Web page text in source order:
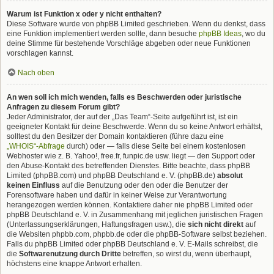
Warum ist Funktion x oder y nicht enthalten?
Diese Software wurde von phpBB Limited geschrieben. Wenn du denkst, dass
eine Funktion implementiert werden sollte, dann besuche phpBB Ideas, wo du
deine Stimme für bestehende Vorschläge abgeben oder neue Funktionen
vorschlagen kannst.
Nach oben
An wen soll ich mich wenden, falls es Beschwerden oder juristische
Anfragen zu diesem Forum gibt?
Jeder Administrator, der auf der „Das Team“-Seite aufgeführt ist, ist ein
geeigneter Kontakt für deine Beschwerde. Wenn du so keine Antwort erhältst,
solltest du den Besitzer der Domain kontaktieren (führe dazu eine
„WHOIS“-Abfrage durch) oder — falls diese Seite bei einem kostenlosen
Webhoster wie z. B. Yahoo!, free.fr, funpic.de usw. liegt — den Support oder
den Abuse-Kontakt des betreffenden Dienstes. Bitte beachte, dass phpBB
Limited (phpBB.com) und phpBB Deutschland e. V. (phpBB.de) absolut
keinen Einfluss auf die Benutzung oder den oder die Benutzer der
Forensoftware haben und dafür in keiner Weise zur Verantwortung
herangezogen werden können. Kontaktiere daher nie phpBB Limited oder
phpBB Deutschland e. V. in Zusammenhang mit jeglichen juristischen Fragen
(Unterlassungserklärungen, Haftungsfragen usw.), die sich nicht direkt auf
die Websiten phpbb.com, phpbb.de oder die phpBB-Software selbst beziehen.
Falls du phpBB Limited oder phpBB Deutschland e. V. E-Mails schreibst, die
die Softwarenutzung durch Dritte betreffen, so wirst du, wenn überhaupt,
höchstens eine knappe Antwort erhalten.